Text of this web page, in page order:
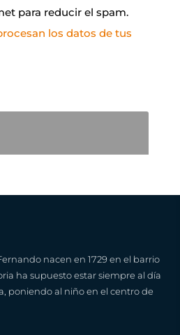
para reducir el spam.
los datos de tus
nacen en 1729 en el barrio
ha supuesto estar siempre al día
poniendo al niño en el centro de